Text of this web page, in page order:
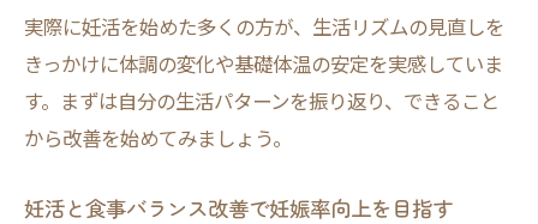
実際に妊活を始めた多くの方が、生活リズムの見直しを
きっかけに体調の変化や基礎体温の安定を実感していま
す。まずは自分の生活パターンを振り返り、できること
から改善を始めてみましょう。
妊活と食事バランス改善で妊娠率向上を目指す